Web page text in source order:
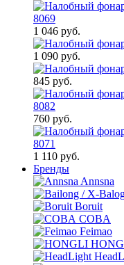
8069
1 046 руб.
1 090 руб.
845 руб.
8082
760 руб.
8071
1 110 руб.
Бренды
Annsna
Boruit
COBA
Feimao